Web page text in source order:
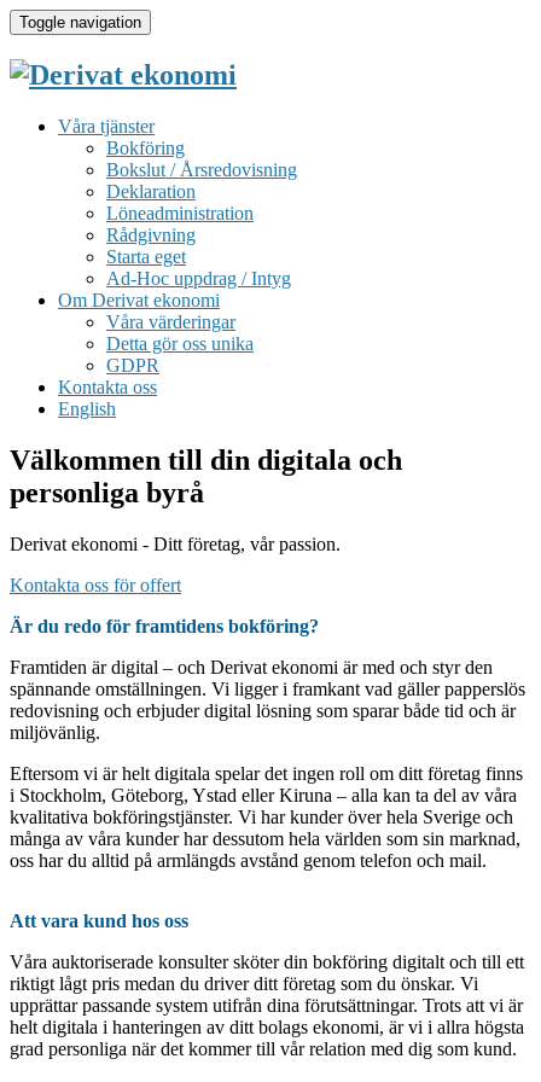
Toggle navigation
Våra tjänster
Bokföring
Bokslut / Årsredovisning
Deklaration
Löneadministration
Rådgivning
Starta eget
Ad-Hoc uppdrag / Intyg
Om Derivat ekonomi
Våra värderingar
Detta gör oss unika
GDPR
Kontakta oss
English
Välkommen till din digitala och
personliga byrå
Derivat ekonomi - Ditt företag, vår passion.
Kontakta oss för offert
Är du redo för framtidens bokföring?
Framtiden är digital – och Derivat ekonomi är med och styr den
spännande omställningen. Vi ligger i framkant vad gäller papperslös
redovisning och erbjuder digital lösning som sparar både tid och är
miljövänlig.
Eftersom vi är helt digitala spelar det ingen roll om ditt företag finns
i Stockholm, Göteborg, Ystad eller Kiruna – alla kan ta del av våra
kvalitativa bokföringstjänster. Vi har kunder över hela Sverige och
många av våra kunder har dessutom hela världen som sin marknad,
oss har du alltid på armlängds avstånd genom telefon och mail.
Att vara kund hos oss
Våra auktoriserade konsulter sköter din bokföring digitalt och till ett
riktigt lågt pris medan du driver ditt företag som du önskar. Vi
upprättar passande system utifrån dina förutsättningar. Trots att vi är
helt digitala i hanteringen av ditt bolags ekonomi, är vi i allra högsta
grad personliga när det kommer till vår relation med dig som kund.